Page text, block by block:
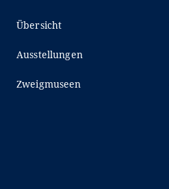
Übersicht
Ausstellungen
Zweigmuseen